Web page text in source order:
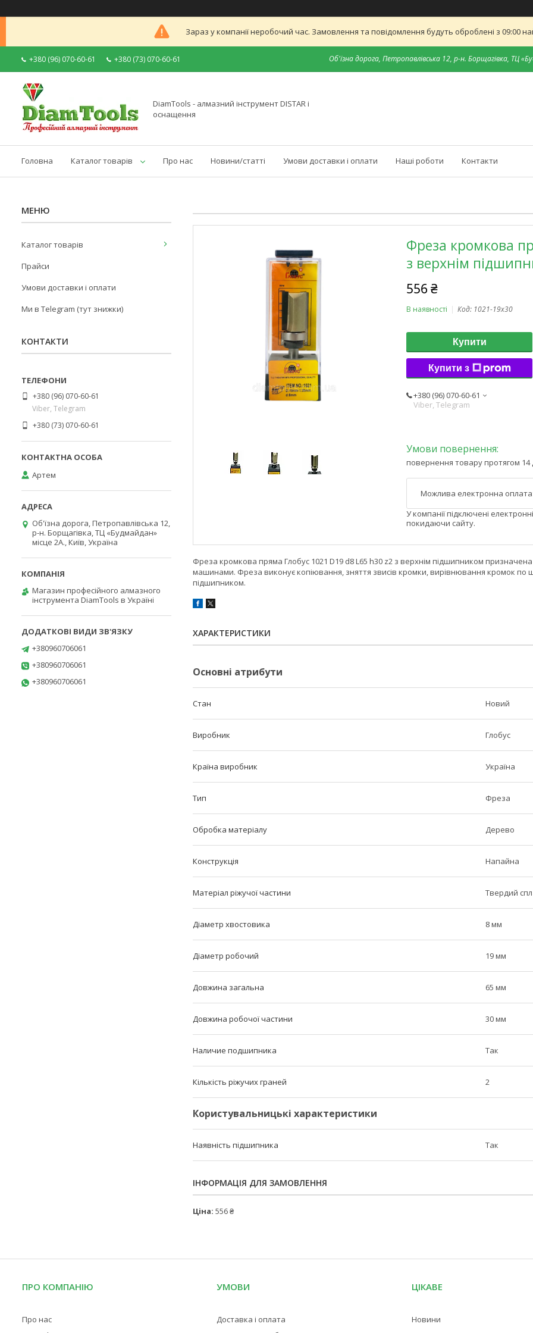
Зараз у компанії неробочий час. Замовлення та повідомлення будуть оброблені з 09:00
+380 (96) 070-60-61 +380 (73) 070-60-61 Об'їзна дорога, Петропавлівська 12, р-н. Борщагівка, ТЦ
DiamTools - алмазний інструмент DISTAR і
оснащення
Головна Каталог товарів Про нас Новини/статті Умови доставки і оплати Наші роботи Контакти
Фреза кромкова
з верхнім
556 ₴
В наявності Код: 1021-19x30
Купити
Купити з
+380 (96) 070-60-61
Viber, Telegram
повернення товару протягом 14
У компанії підключені
покидаючи сайту.
Фреза кромкова пряма Глобус 1021 D19 d8 L65 h30 z2 з верхнім підшипником
машинами. Фреза виконує копіювання, зняття звисів кромки, вирівнювання кромок по
підшипником.
ХАРАКТЕРИСТИКИ
Основні атрибути
Стан Новий
Виробник Глобус
Країна виробник Україна
Тип Фреза
Обробка матеріалу Дерево
Конструкція Напайна
Матеріал ріжучої частини Твердий
Діаметр хвостовика 8 мм
Діаметр робочий 19 мм
Довжина загальна 65 мм
Довжина робочої частини 30 мм
Наличие подшипника Так
Кількість ріжучих граней 2
Користувальницькі характеристики
Наявність підшипника Так
ІНФОРМАЦІЯ ДЛЯ ЗАМОВЛЕННЯ
Ціна: 556 ₴
Каталог товарів
Прайси
Умови доставки і оплати
Ми в Telegram (тут знижки)
КОНТАКТИ
+380 (96) 070-60-61
Viber, Telegram
+380 (73) 070-60-61
Артем
Об'їзна дорога, Петропавлівська 12,
р-н. Борщагівка, ТЦ «Будмайдан»
місце 2А., Київ, Україна
Магазин професійного алмазного
інструмента DiamTools в Україні
+380960706061
+380960706061
+380960706061
ПРО КОМПАНІЮ
Про нас
УМОВИ
Доставка і оплата
ЦІКАВЕ
Новини